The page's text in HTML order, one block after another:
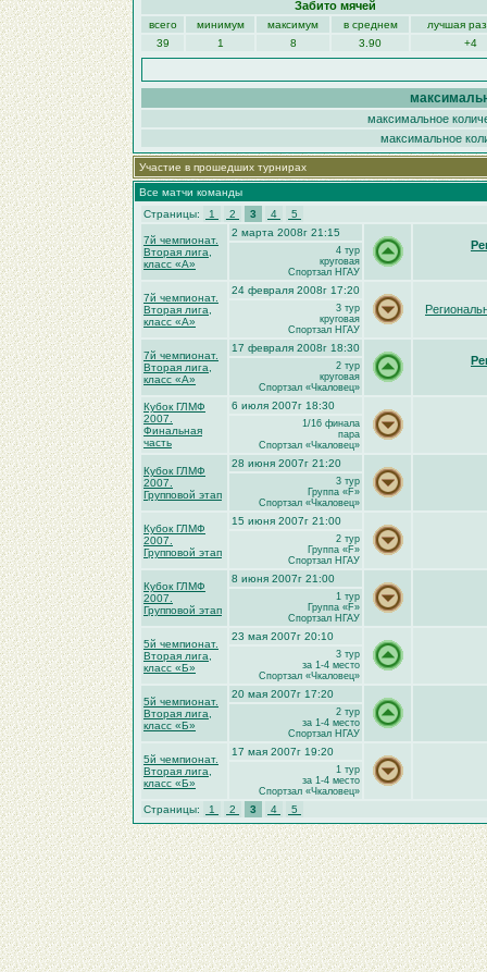
Забито мячей
всего минимум максимум в среднем
лучшая
39
1 8 3.90 +4
максимальное
максимальное
Участие в прошедших турнирах
Все матчи команды
Страницы:
1 2 3 4 5
7й чемпионат.
Вторая лига,
класс «А»
2 марта 2008г 21:15
4 тур
круговая
Спортзал НГАУ
7й чемпионат.
Вторая лига,
класс «А»
24 февраля 2008г 17:20
3 тур
круговая
Спортзал НГАУ
7й чемпионат.
Вторая лига,
класс «А»
17 февраля 2008г 18:30
2 тур
круговая
Спортзал «Чкаловец»
Кубок ГЛМФ
2007.
Финальная
часть
6 июля 2007г 18:30
1/16 финала
пара
Спортзал «Чкаловец»
Кубок ГЛМФ
2007.
Групповой этап
28 июня 2007г 21:20
3 тур
Группа «F»
Спортзал «Чкаловец»
Кубок ГЛМФ
2007.
Групповой этап
15 июня 2007г 21:00
2 тур
Группа «F»
Спортзал НГАУ
Кубок ГЛМФ
2007.
Групповой этап
8 июня 2007г 21:00
1 тур
Группа «F»
Спортзал НГАУ
5й чемпионат.
Вторая лига,
класс «Б»
23 мая 2007г 20:10
3 тур
за 1-4 место
Спортзал «Чкаловец»
5й чемпионат.
Вторая лига,
класс «Б»
20 мая 2007г 17:20
2 тур
за 1-4 место
Спортзал НГАУ
5й чемпионат.
Вторая лига,
класс «Б»
17 мая 2007г 19:20
1 тур
за 1-4 место
Спортзал «Чкаловец»
Страницы: 1 2 3 4 5